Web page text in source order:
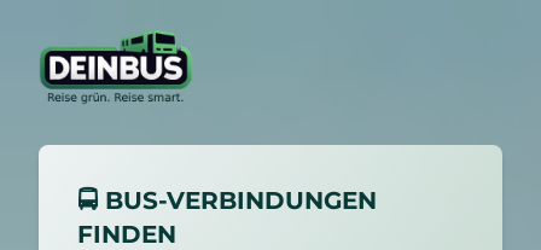
🚍 BUS-VERBINDUNGEN
FINDEN